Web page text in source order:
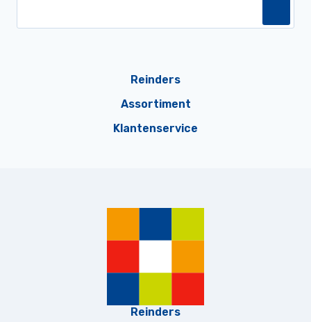
Reinders
Assortiment
Klantenservice
Reinders